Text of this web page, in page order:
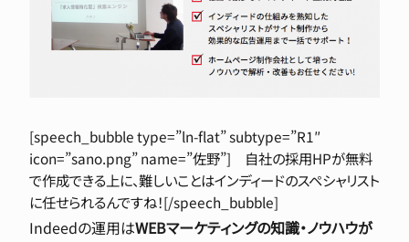
[speech_bubble type=”ln-flat” subtype=”R1″
icon=”sano.png” name=”佐野”] 自社の採用HPが無料
で作成できる上に、難しいことはインディードのスペシャリスト
に任せられるんですね！[/speech_bubble]
Indeedの運用はWEBマーケティングの知識・ノウハウが